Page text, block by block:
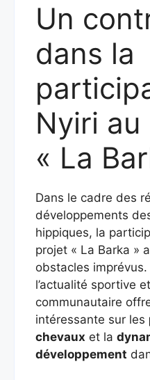
Un
dans la
Nyiri
« La
Dans le cadre des
développements
hippiques, la
projet « La Barka »
obstacles
l’actualité sportive
communautaire
intéressante sur les
chevaux et la
développement